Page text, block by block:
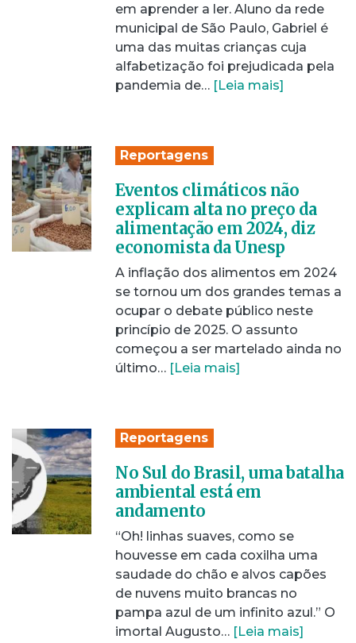
em aprender a ler. Aluno da rede
municipal de São Paulo, Gabriel é
uma das muitas crianças cuja
alfabetização foi prejudicada pela
pandemia de… [Leia mais]
Reportagens
Eventos climáticos não
explicam alta no preço da
alimentação em 2024, diz
economista da Unesp
A inflação dos alimentos em 2024
se tornou um dos grandes temas a
ocupar o debate público neste
princípio de 2025. O assunto
começou a ser martelado ainda no
último… [Leia mais]
Reportagens
No Sul do Brasil, uma batalha
ambiental está em
andamento
“Oh! linhas suaves, como se
houvesse em cada coxilha uma
saudade do chão e alvos capões
de nuvens muito brancas no
pampa azul de um infinito azul.” O
imortal Augusto… [Leia mais]